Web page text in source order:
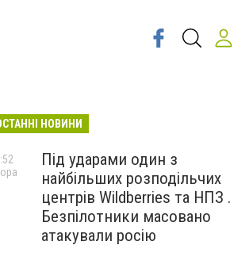
НОВИНИ
Під ударами один з
найбільших розподільчих
центрів Wildberries та НПЗ .
Безпілотники масовано
атакували росію